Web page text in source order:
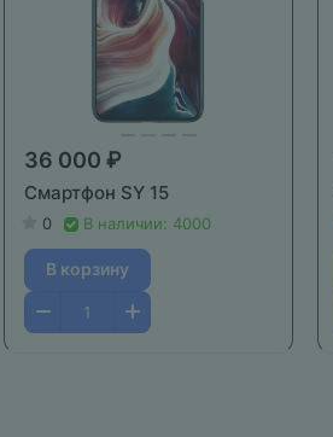
36 000 ₽
Смартфон SY 15
0 В наличии: 4000
В корзину